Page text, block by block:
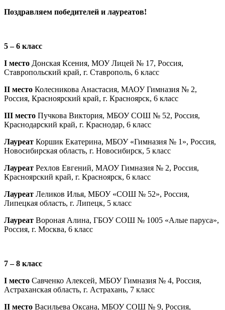
Поздравляем победителей и лауреатов!
5 – 6 класс
I место Донская Ксения, МОУ Лицей № 17, Россия,
Ставропольский край, г. Ставрополь, 6 класс
II место Колесникова Анастасия, МАОУ Гимназия № 2,
Россия, Красноярский край, г. Красноярск, 6 класс
III место Пучкова Виктория, МБОУ СОШ № 52, Россия,
Краснодарский край, г. Краснодар, 6 класс
Лауреат Коршик Екатерина, МБОУ «Гимназия № 1», Россия,
Новосибирская область, г. Новосибирск, 5 класс
Лауреат Рехлов Евгений, МАОУ Гимназия № 2, Россия,
Красноярский край, г. Красноярск, 6 класс
Лауреат Леликов Илья, МБОУ «СОШ № 52», Россия,
Липецкая область, г. Липецк, 5 класс
Лауреат Вороная Алина, ГБОУ СОШ № 1005 «Алые паруса»,
Россия, г. Москва, 6 класс
7 – 8 класс
I место Савченко Алексей, МБОУ Гимназия № 4, Россия,
Астраханская область, г. Астрахань, 7 класс
II место Васильева Оксана, МБОУ СОШ № 9, Россия,